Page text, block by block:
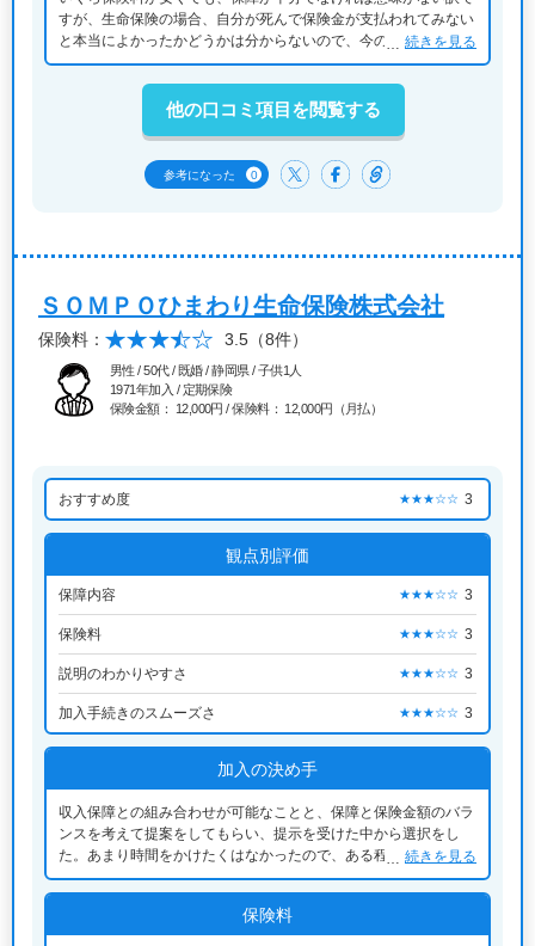
すが、生命保険の場合、自分が死んで保険金が支払われてみない
と本当によかったかどうかは分からないので、今の保険料に満足
かどうかも分かりません。保障内容に対して高くはないか、とは
思いますが。
続きを見る
参考になった 0
他の口コミ項目を閲覧する
ＳＯＭＰＯひまわり生命保険株式会社
保険料： 3.5 （8件）
男性 / 50代 / 既婚 / 静岡県 / 子供1人
1971年加入 / 定期保険
保険金額： 12,000円 / 保険料： 12,000円（月払）
おすすめ度 ★★★☆☆ 3
観点別評価
保障内容 ★★★☆☆ 3
保険料 ★★★☆☆ 3
説明のわかりやすさ ★★★☆☆ 3
加入手続きのスムーズさ ★★★☆☆ 3
加入の決め手
収入保障との組み合わせが可能なことと、保障と保険金額のバラ
ンスを考えて提案をしてもらい、提示を受けた中から選択をし
た。あまり時間をかけたくはなかったので、ある程度は代理店の
担当者にお任せをした。それ以上はかなり昔のことなので詳細な
続きを見る
保険料